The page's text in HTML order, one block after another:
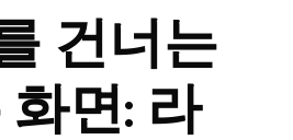
건너는
면: 라